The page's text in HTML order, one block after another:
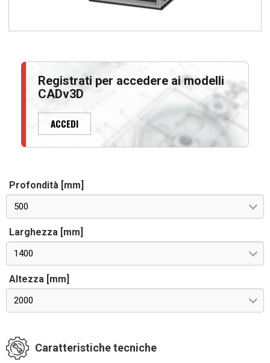
Registrati per accedere ai modelli
CADv3D
ACCEDI
Profondità [mm]
500
Larghezza [mm]
1400
Altezza [mm]
2000
Caratteristiche tecniche